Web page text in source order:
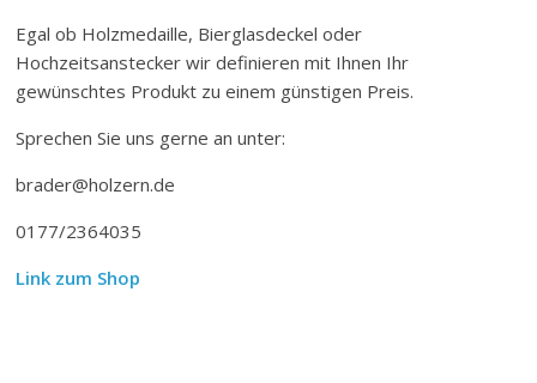
Egal ob Holzmedaille, Bierglasdeckel oder
Hochzeitsanstecker wir definieren mit Ihnen Ihr
gewünschtes Produkt zu einem günstigen Preis.
Sprechen Sie uns gerne an unter:
brader@holzern.de
0177/2364035
Link zum Shop